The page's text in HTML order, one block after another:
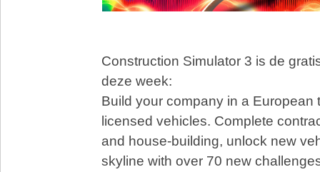
Construction Simulator 3 is de
deze week:
Build your company in a European
licensed vehicles. Complete
and house-building, unlock new
skyline with over 70 new